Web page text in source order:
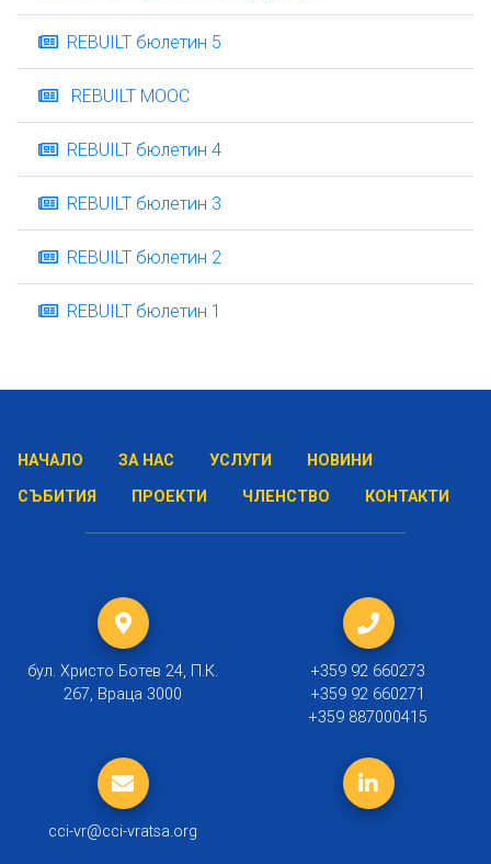
REBUILT бюлетин 5
REBUILT MOOC
REBUILT бюлетин 4
REBUILT бюлетин 3
REBUILT бюлетин 2
REBUILT бюлетин 1
НАЧАЛО ЗА НАС УСЛУГИ
НОВИНИ
СЪБИТИЯ
ПРОЕКТИ ЧЛЕНСТВО КОНТАКТИ
бул. Христо Ботев 24, П.К.
267, Враца 3000
+359 92 660273
+359 92 660271
+359 887000415
cci-vr@cci-vratsa.org